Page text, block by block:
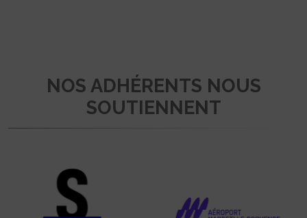
NOS ADHÉRENTS NOUS
SOUTIENNENT